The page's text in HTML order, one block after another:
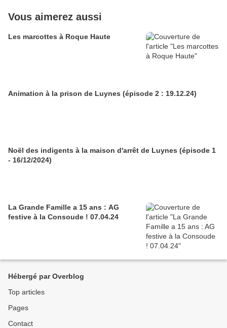
Vous aimerez aussi
Les marcottes à Roque Haute
Animation à la prison de Luynes (épisode 2 : 19.12.24)
Noël des indigents à la maison d'arrêt de Luynes (épisode 1
- 16/12/2024)
La Grande Famille a 15 ans : AG
festive à la Consoude ! 07.04.24
Hébergé par Overblog
Top articles
Pages
Contact